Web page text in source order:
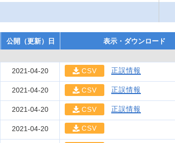
公開（更新）日
表示・ダウンロード
2021-04-20 CSV 正誤情報
2021-04-20 CSV 正誤情報
2021-04-20 CSV 正誤情報
2021-04-20 CSV